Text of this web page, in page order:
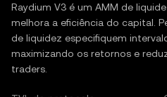
Raydium V3 é um AMM de
melhora a eficiência do capital.
de liquidez especifiquem
maximizando os retornos e
traders.